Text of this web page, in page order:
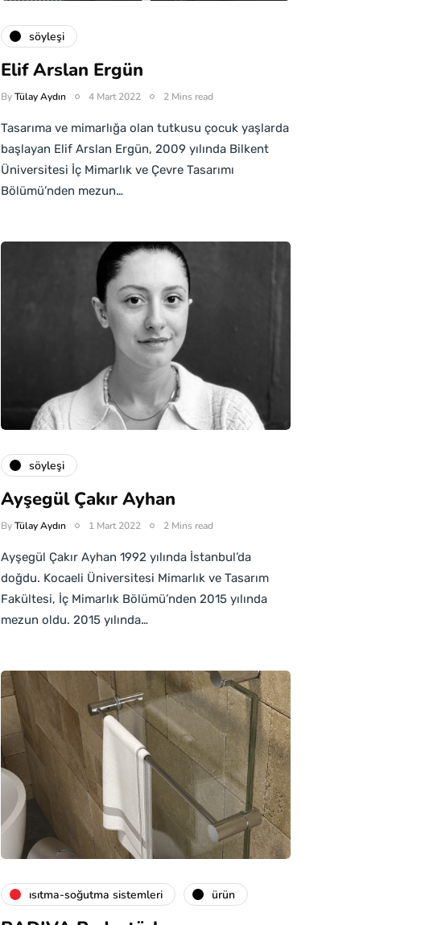
söyleşi
Elif Arslan Ergün
ByTülay Aydın 4 Mart 2022 2 Mins read
Tasarıma ve mimarlığa olan tutkusu çocuk yaşlarda
başlayan Elif Arslan Ergün, 2009 yılında Bilkent
Üniversitesi İç Mimarlık ve Çevre Tasarımı
Bölümü’nden mezun…
söyleşi
Ayşegül Çakır Ayhan
ByTülay Aydın 1 Mart 2022 2 Mins read
Ayşegül Çakır Ayhan 1992 yılında İstanbul’da
doğdu. Kocaeli Üniversitesi Mimarlık ve Tasarım
Fakültesi, İç Mimarlık Bölümü’nden 2015 yılında
mezun oldu. 2015 yılında…
isıtma-soğutma sistemleri ürün